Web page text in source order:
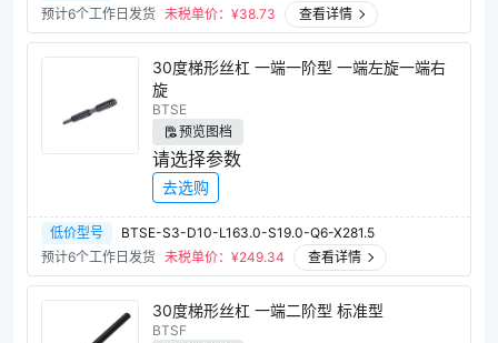
预计6个工作日发货 未税单价：¥38.73 查看详情
30度梯形丝杠 一端一阶型 一端左旋一端右
旋
BTSE
预览图档
请选择参数
去选购
低价型号
BTSE-S3-D10-L163.0-S19.0-Q6-X281.5
预计6个工作日发货 未税单价：¥249.34 查看详情
30度梯形丝杠 一端二阶型 标准型
BTSF